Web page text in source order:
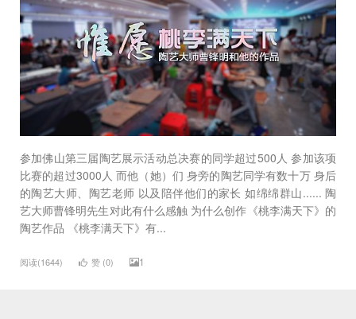
参加佛山第三届陶艺展示活动总决赛的同学超过500人 参加该项
比赛的超过3000人 而他（她）们 身旁的陶艺同学有数十万 身后
的陶艺大师、陶艺老师 以及陪伴他们的家长 如绵绵群山...... 陶
艺大师曹锋明先生对此有什么感触 为什么创作《桃李满天下》的
陶艺作品 《桃李满天下》有...
阅读(1644) 赞 (0) 1